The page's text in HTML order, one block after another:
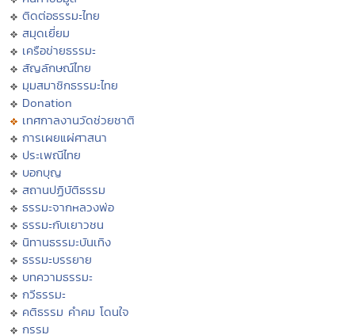
ติดต่อธรรมะไทย
สมุดเยี่ยม
เครือข่ายธรรมะ
สัญลักษณ์ไทย
มุมสมาชิกธรรมะไทย
Donation
เทศกาลงานวัดช่วยชาติ
การเผยแผ่ศาสนา
ประเพณีไทย
บอกบุญ
สถานปฏิบัติธรรม
ธรรมะจากหลวงพ่อ
ธรรมะกับเยาวชน
นิทานธรรมะบันเทิง
ธรรมะบรรยาย
บทความธรรมะ
กวีธรรมะ
คติธรรม คำคม โดนใจ
กรรม